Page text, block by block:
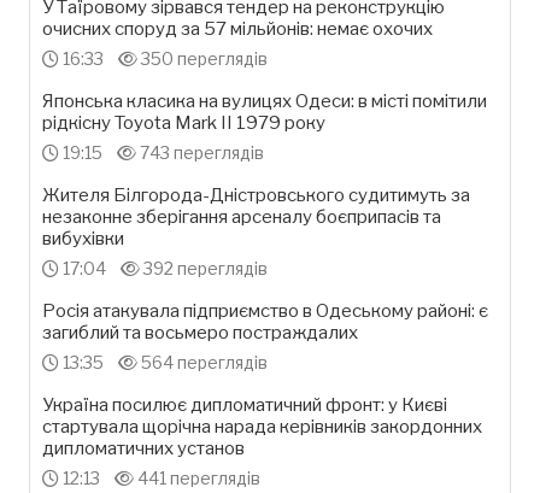
У Таїровому зірвався тендер на реконструкцію
очисних споруд за 57 мільйонів: немає охочих
16:33 350 переглядів
Японська класика на вулицях Одеси: в місті помітили
рідкісну Toyota Mark II 1979 року
19:15 743 переглядів
Жителя Білгорода-Дністровського судитимуть за
незаконне зберігання арсеналу боєприпасів та
вибухівки
17:04 392 переглядів
Росія атакувала підприємство в Одеському районі: є
загиблий та восьмеро постраждалих
13:35 564 переглядів
Україна посилює дипломатичний фронт: у Києві
стартувала щорічна нарада керівників закордонних
дипломатичних установ
12:13 441 переглядів